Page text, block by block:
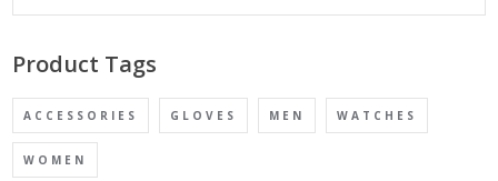
Product Tags
ACCESSORIES GLOVES MEN WATCHES
WOMEN